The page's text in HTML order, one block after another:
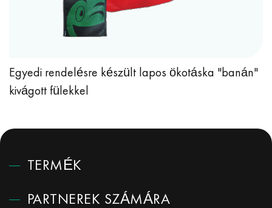
Egyedi rendelésre készült lapos ökotáska "banán"
kivágott fülekkel
TERMÉK
PARTNEREK SZÁMÁRA